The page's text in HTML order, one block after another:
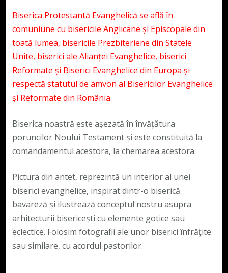
Biserica Protestantă Evanghelică se află în
comuniune cu bisericile Anglicane și Episcopale din
toată lumea, bisericile Prezbiteriene din Statele
Unite, biserici ale Alianței Evanghelice, biserici
Reformate și Biserici Evanghelice din Europa și
respectă statutul de amvon al Bisericilor Evanghelice
și Reformate din România.
Biserica noastră este așezată în învățătura
poruncilor Noului Testament și este constituită la
comandamentul acestora, la chemarea acestora.
Pictura din antet, reprezintă un interior al unei
biserici evanghelice, inspirat dintr-o biserică
bavareză și ilustrează conceptul nostru asupra
arhitecturii bisericești cu elemente gotice sau
eclectice. Folosim fotografii ale unor biserici înfrățite
sau similare, cu acordul pastorilor.